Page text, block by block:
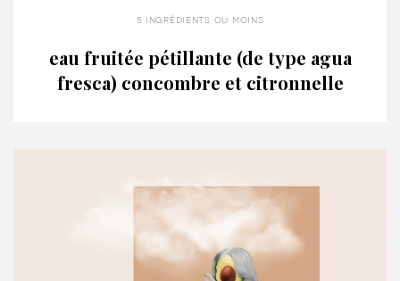
5 ingrédients ou moins
eau fruitée pétillante (de type agua
fresca) concombre et citronnelle